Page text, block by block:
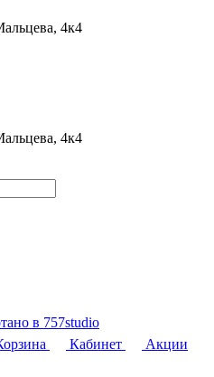
4к4
4к4
в 757studio
Кабинет
Акции